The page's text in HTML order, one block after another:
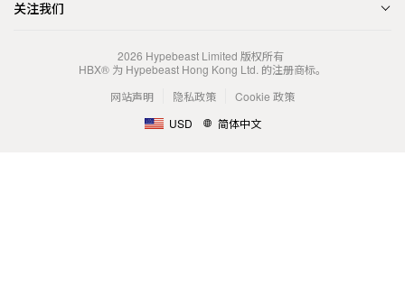
关注我们
2026 Hypebeast Limited 版权所有
HBX® 为 Hypebeast Hong Kong Ltd. 的注册商标。
网站声明
隐私政策
Cookie 政策
USD
简体中文